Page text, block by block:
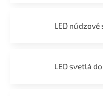
LED
LED svetlá